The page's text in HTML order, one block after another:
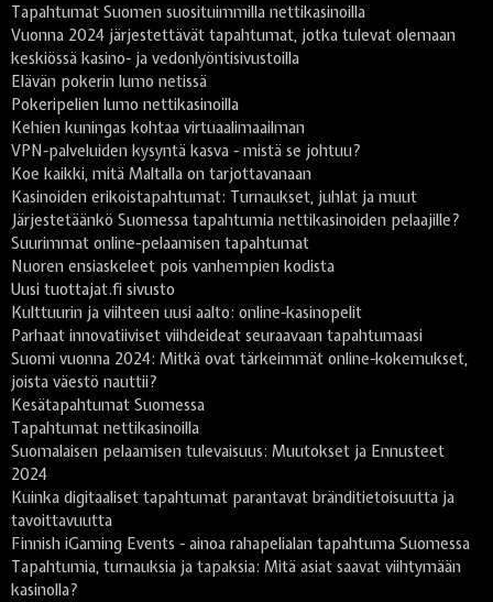
Tapahtumat Suomen suosituimmilla nettikasinoilla
Vuonna 2024 järjestettävät tapahtumat, jotka tulevat olemaan
keskiössä kasino- ja vedonlyöntisivustoilla
Elävän pokerin lumo netissä
Pokeripelien lumo nettikasinoilla
Kehien kuningas kohtaa virtuaalimaailman
VPN-palveluiden kysyntä kasva - mistä se johtuu?
Koe kaikki, mitä Maltalla on tarjottavanaan
Kasinoiden erikoistapahtumat: Turnaukset, juhlat ja muut
Järjestetäänkö Suomessa tapahtumia nettikasinoiden pelaajille?
Suurimmat online-pelaamisen tapahtumat
Nuoren ensiaskeleet pois vanhempien kodista
Uusi tuottajat.fi sivusto
Kulttuurin ja viihteen uusi aalto: online-kasinopelit
Parhaat innovatiiviset viihdeideat seuraavaan tapahtumaasi
Suomi vuonna 2024: Mitkä ovat tärkeimmät online-kokemukset,
joista väestö nauttii?
Kesätapahtumat Suomessa
Tapahtumat nettikasinoilla
Suomalaisen pelaamisen tulevaisuus: Muutokset ja Ennusteet
2024
Kuinka digitaaliset tapahtumat parantavat bränditietoisuutta ja
tavoittavuutta
Finnish iGaming Events - ainoa rahapelialan tapahtuma Suomessa
Tapahtumia, turnauksia ja tapaksia: Mitä asiat saavat viihtymään
kasinolla?